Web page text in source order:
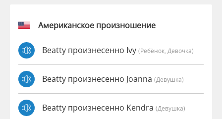
Американское произношение
Beatty произнесенно Ivy (Ребёнок, Девочка)
Beatty произнесенно Joanna (девушка)
Beatty произнесенно Kendra (девушка)